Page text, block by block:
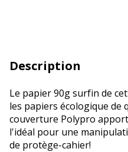
Description
Le papier 90g surfin de
les papiers écologique de
couverture Polypro
l'idéal pour une
de protège-cahier!